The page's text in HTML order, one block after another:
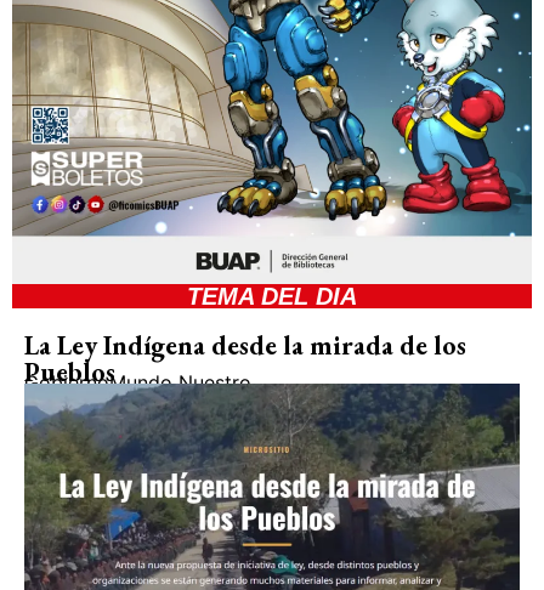
TEMA DEL DIA
La Ley Indígena desde la mirada de los
Pueblos
GobiernoMundo Nuestro